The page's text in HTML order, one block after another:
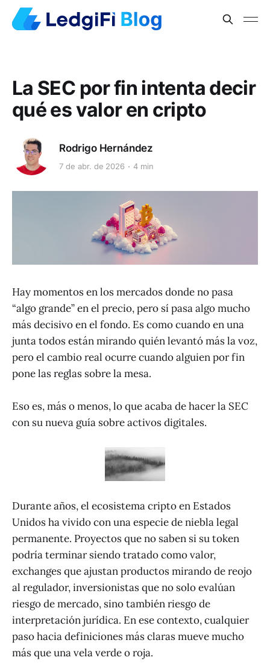
La SEC por fin intenta decir
qué es valor en cripto
Rodrigo Hernández
7 de abr. de 2026 4 min
Hay momentos en los mercados donde no pasa
“algo grande” en el precio, pero sí pasa algo mucho
más decisivo en el fondo. Es como cuando en una
junta todos están mirando quién levantó más la voz,
pero el cambio real ocurre cuando alguien por fin
pone las reglas sobre la mesa.
Eso es, más o menos, lo que acaba de hacer la SEC
con su nueva guía sobre activos digitales.
Durante años, el ecosistema cripto en Estados
Unidos ha vivido con una especie de niebla legal
permanente. Proyectos que no saben si su token
podría terminar siendo tratado como valor,
exchanges que ajustan productos mirando de reojo
al regulador, inversionistas que no solo evalúan
riesgo de mercado, sino también riesgo de
interpretación jurídica. En ese contexto, cualquier
paso hacia definiciones más claras mueve mucho
más que una vela verde o roja.